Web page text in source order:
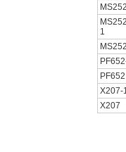
1
PF652
X207-
X207